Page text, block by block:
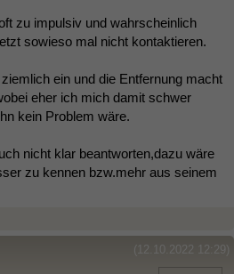
zu impulsiv und wahrscheinlich
sowieso mal nicht kontaktieren.
ein und die Entfernung macht
eher ich mich damit schwer
kein Problem wäre.
nicht klar beantworten,dazu wäre
zu kennen bzw.mehr aus seinem
(12.10.2022 12:29)